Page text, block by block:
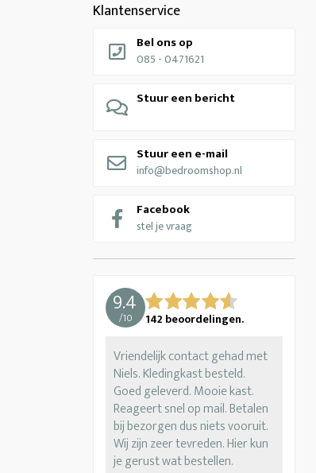
Klantenservice
Bel ons op
085 - 0471621
Stuur een bericht
Stuur een e-mail
info@bedroomshop.nl
Facebook
stel je vraag
9.4
/10 142 beoordelingen.
Vriendelijk contact gehad met
Niels. Kledingkast besteld.
Goed geleverd. Mooie kast.
Reageert snel op mail. Betalen
bij bezorgen dus niets vooruit.
Wij zijn zeer tevreden. Hier kun
je gerust wat bestellen.